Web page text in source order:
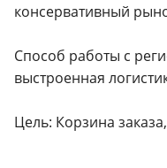
консервативный
Способ работы с
выстроенная
Цель: Корзина